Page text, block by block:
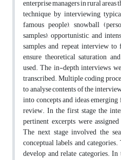
enterprise managers in rural
technique by interviewing
famous people), snowball
samples), opportunistic, and
samples and repeat interview
ensure theoretical saturation
used. The in-depth interviews
transcribed. Multiple coding
to analyse contents of the
into concepts and ideas
review. In the first stage the
pertinent excerpts were
The next stage involved the
conceptual labels and
develop and relate categories.